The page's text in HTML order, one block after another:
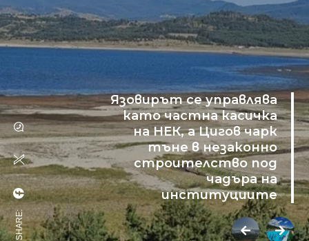
Язовирът се управлява
като частна касичка
на НЕК, а Цигов чарк
тъне в незаконно
строителство под
чадъра на
институциите
SHARE: